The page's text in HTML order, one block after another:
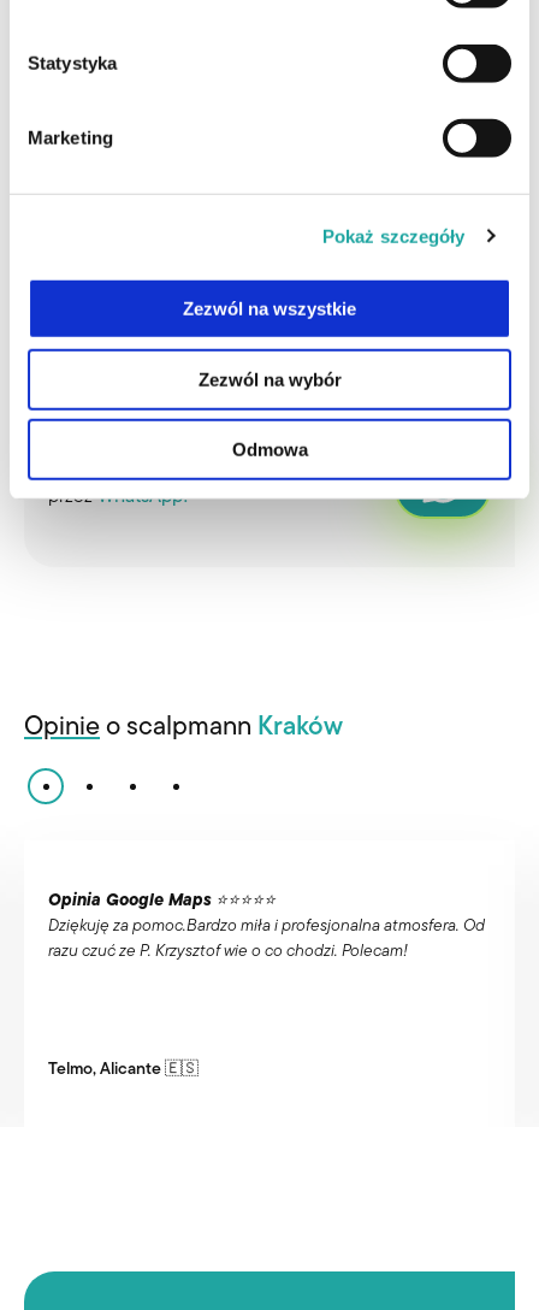
Statystyka
Marketing
Pokaż szczegóły
Zezwól na wszystkie
Zezwól na wybór
Odmowa
Kraków
Mikropigmentacja skóry głowy – co to jest?
postaci kropek. Stworzone w ten sposób tysiące
które już wypadły. Aby efekty wyglądały naturalnie
należy odpowiednio dobrać pigment tak aby pasował
do reszty naturalnie rosnących krótko ściętych
włosów.
przezWhatsApp!
Opinie o scalpmann Kraków
Opinia Google Maps⭐️⭐️⭐️⭐️⭐️
Wykonanie mikropigmentacji u Pana Krzysztofa to pewność
uzyskania oczekiwanego idealnego efektu . Pełen
Adam, Pruszków 🇵🇱